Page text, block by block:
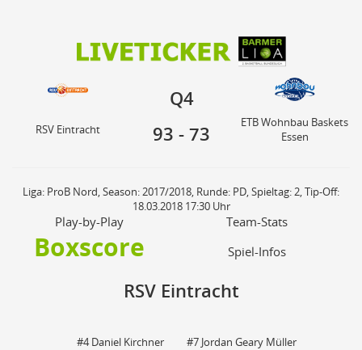
RSV Eintracht
ETB Wohnbau Baskets
Essen
Q4
93 - 73
RSV Eintracht
ETB Wohnbau Baskets
Essen
Liga: ProB Nord, Season: 2017/2018, Runde: PD, Spieltag: 2, Tip-Off:
18.03.2018 17:30 Uhr
Play-by-Play Team-Stats
Boxscore Spiel-Infos
RSV Eintracht
#4 Daniel Kirchner #7 Jordan Geary Müller